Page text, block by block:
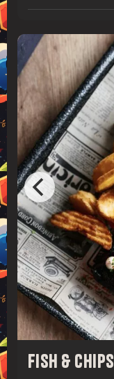
FISH & CHIPS